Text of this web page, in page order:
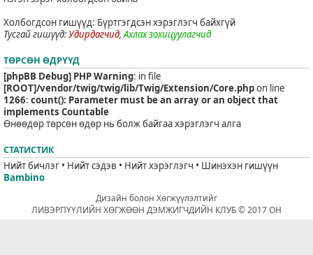
Холбогдсон гишүүд: Бүртгэгдсэн хэрэглэгч байхгүй
Тусгай гишүүд:Удирдагчид,Ахлах зохицуулагчид
ТӨРСӨН ӨДРҮҮД
[phpBB Debug] PHP Warning: in file
[ROOT]/vendor/twig/twig/lib/Twig/Extension/Core.phpon line
1266: count(): Parameter must be an array or an object that
implements Countable
Өнөөдөр төрсөн өдөр нь болж байгаа хэрэглэгч алга
СТАТИСТИК
Нийт бичлэг • Нийт сэдэв • Нийт хэрэглэгч • Шинэхэн гишүүн
Bambino
Дизайн болон Хөгжүүлэлтийг
ЛИВЭРПҮҮЛИЙН ХӨГЖӨӨН ДЭМЖИГЧДИЙН КЛУБ © 2017 ОН